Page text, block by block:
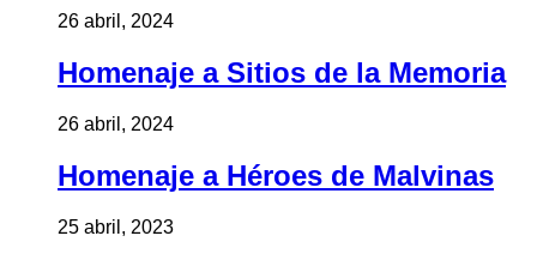
26 abril, 2024
Homenaje a Sitios de la Memoria
26 abril, 2024
Homenaje a Héroes de Malvinas
25 abril, 2023